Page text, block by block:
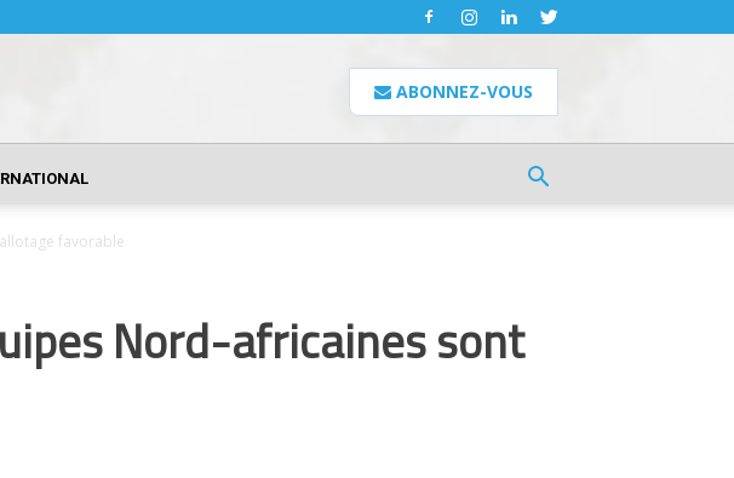
ABONNEZ-VOUS
favorable
Nord-africaines sont